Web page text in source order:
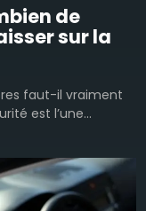
de
sur la
faut-il vraiment
est l’une...